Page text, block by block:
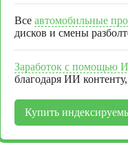
Все автомобильные
дисков и смены
Заработок с помощью
благодаря ИИ
Купить